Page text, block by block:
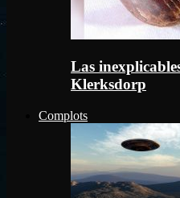
Las
Klerksdorp
Complots